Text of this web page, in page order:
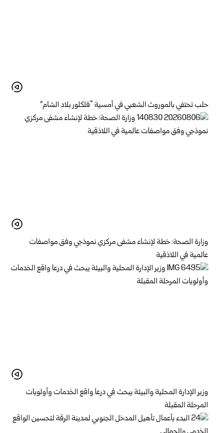
حلب تحتفي بالموروث الشعبي في أمسية “فلكلور بلاد الشام”
وزارة الصحة: خطة لإنشاء مشفى مركزي نموذجي وفق مواصفات
عالمية في اللاذقية
وزير الإدارة المحلية والبيئة يبحث في درعا واقع الخدمات وأولويات
المرحلة المقبلة